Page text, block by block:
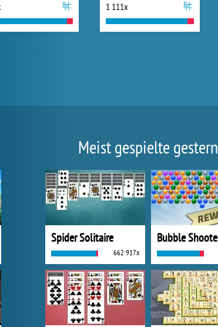
1 111x
Meist gespielte gestern
Spider Solitaire
662 917x